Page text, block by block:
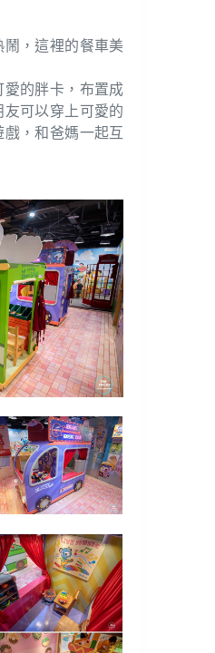
，這裡的餐車美
愛的胖卡，布置成
可以穿上可愛的
，和爸媽一起互